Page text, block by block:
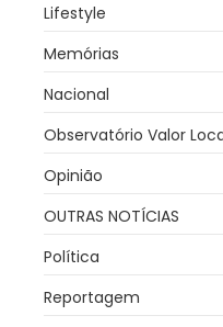
Lifestyle
Memórias
Nacional
Observatório Valor
Opinião
OUTRAS NOTÍCIAS
Política
Reportagem